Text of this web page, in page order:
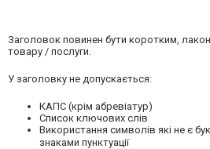
Заголовок повинен бути коротким,
товару / послуги.
У заголовку не допускається:
КАПС (крім абревіатур)
Список ключових слів
Використання символів які не є
знаками пунктуації